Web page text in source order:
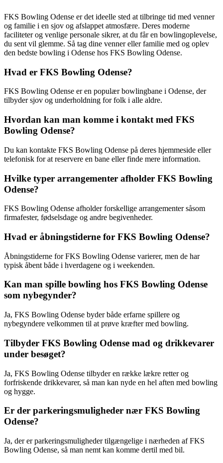
FKS Bowling Odense er det ideelle sted at tilbringe tid med venner
og familie i en sjov og afslappet atmosfære. Deres moderne
faciliteter og venlige personale sikrer, at du får en bowlingoplevelse,
du sent vil glemme. Så tag dine venner eller familie med og oplev
den bedste bowling i Odense hos FKS Bowling Odense.
Hvad er FKS Bowling Odense?
FKS Bowling Odense er en populær bowlingbane i Odense, der
tilbyder sjov og underholdning for folk i alle aldre.
Hvordan kan man komme i kontakt med FKS
Bowling Odense?
Du kan kontakte FKS Bowling Odense på deres hjemmeside eller
telefonisk for at reservere en bane eller finde mere information.
Hvilke typer arrangementer afholder FKS Bowling
Odense?
FKS Bowling Odense afholder forskellige arrangementer såsom
firmafester, fødselsdage og andre begivenheder.
Hvad er åbningstiderne for FKS Bowling Odense?
Åbningstiderne for FKS Bowling Odense varierer, men de har
typisk åbent både i hverdagene og i weekenden.
Kan man spille bowling hos FKS Bowling Odense
som nybegynder?
Ja, FKS Bowling Odense byder både erfarne spillere og
nybegyndere velkommen til at prøve kræfter med bowling.
Tilbyder FKS Bowling Odense mad og drikkevarer
under besøget?
Ja, FKS Bowling Odense tilbyder en række lækre retter og
forfriskende drikkevarer, så man kan nyde en hel aften med bowling
og hygge.
Er der parkeringsmuligheder nær FKS Bowling
Odense?
Ja, der er parkeringsmuligheder tilgængelige i nærheden af FKS
Bowling Odense, så man nemt kan komme dertil med bil.